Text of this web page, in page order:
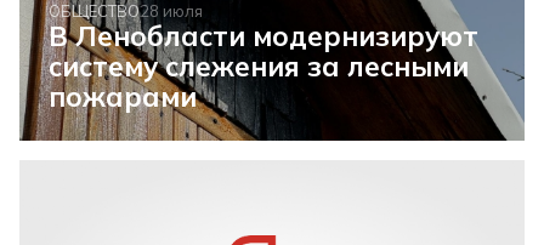
ОБЩЕСТВО28 июля
В Ленобласти модернизируют
систему слежения за лесными
пожарами